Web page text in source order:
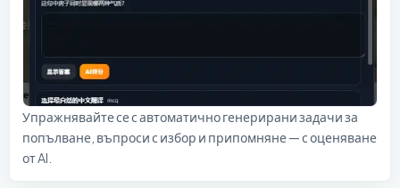
Упражнявайте се с автоматично генерирани задачи за
попълване, въпроси с избор и припомняне — с оценяване
от AI.